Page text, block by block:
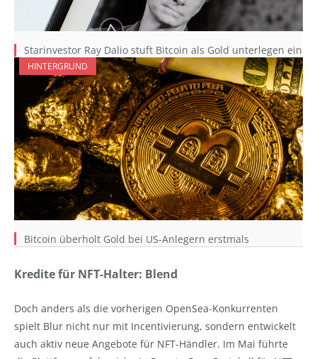
Starinvestor Ray Dalio stuft Bitcoin als Gold unterlegen ein
HINTERGRUND
Bitcoin überholt Gold bei US-Anlegern erstmals
Kredite für NFT-Halter: Blend
Doch anders als die vorherigen OpenSea-Konkurrenten
spielt Blur nicht nur mit Incentivierung, sondern entwickelt
auch aktiv neue Angebote für NFT-Händler. Im Mai führte